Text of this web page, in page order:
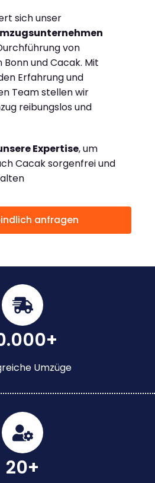
sich unser
von
Bonn und Cacak. Mit
Erfahrung und
Team stellen wir
reibungslos und
Expertise, um
Cacak sorgenfrei und
anfragen
Umzüge
20+